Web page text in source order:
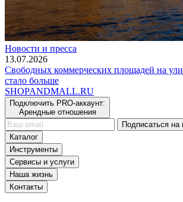
Новости и пресса
13.07.2026
Свободных коммерческих площадей на
стало больше
SHOPANDMALL.RU
Подключить PRO-аккаунт:
Арендные отношения
Подписаться на
Каталог
Инструменты
Сервисы и услуги
Наша жизнь
Контакты